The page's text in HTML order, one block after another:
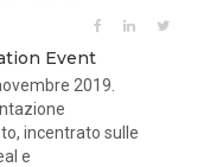
Event
2019.
incentrato sulle
e